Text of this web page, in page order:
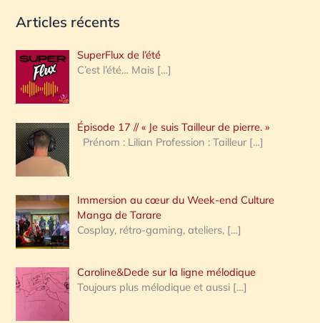
c
e
r
c
h
e
:
Articles récents
SuperFlux de l’été
C’est l’été… Mais […]
Épisode 17 // « Je suis Tailleur de pierre. »
Prénom : Lilian Profession : Tailleur […]
Immersion au cœur du Week-end Culture
Manga de Tarare
Cosplay, rétro-gaming, ateliers, […]
Caroline&Dede sur la ligne mélodique
Toujours plus mélodique et aussi […]